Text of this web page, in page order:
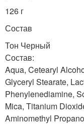
126 г
Состав
Тон Черный
Состав:
Aqua, Cetearyl
Glyceryl Stearate,
Phenylenediamine,
Mica, Titanium
Aminomethyl